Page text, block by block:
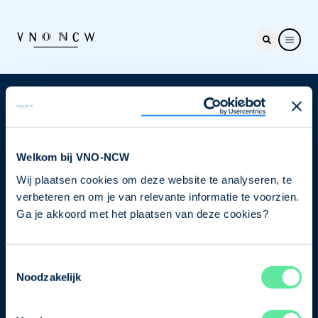
Welkom bij VNO-NCW
Wij plaatsen cookies om deze website te analyseren, te
verbeteren en om je van relevante informatie te voorzien.
Ga je akkoord met het plaatsen van deze cookies?
Noodzakelijk
Nieuwsbrief
je nu in voor de VNO-NCW nieuwsbrief.
Schrijf je in
Direct naar
Ons verhaal